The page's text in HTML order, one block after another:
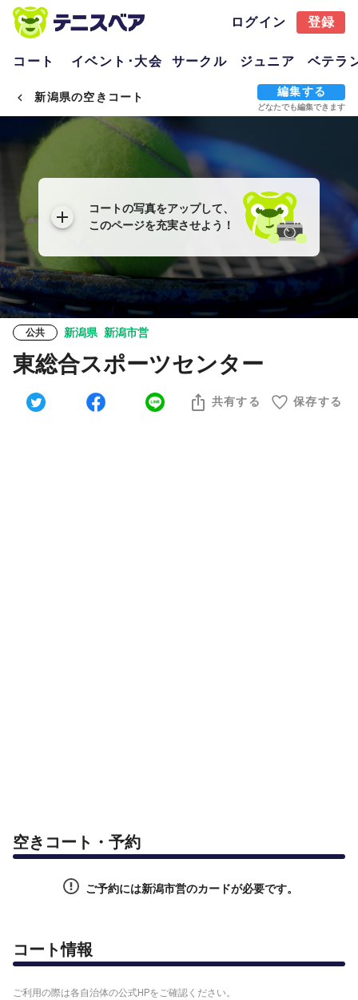
ログイン 登録
コート イベント･大会 サークル ジュニア ベテラ
新潟県の空きコート 編集する
どなたでも編集できます
コートの写真をアップして、
このページを充実させよう！
公共 新潟県 新潟市営
東総合スポーツセンター
共有する 保存する
空きコート・予約
ご予約には新潟市営のカードが必要です。
コート情報
ご利用の際は各自治体の公式HPをご確認ください。